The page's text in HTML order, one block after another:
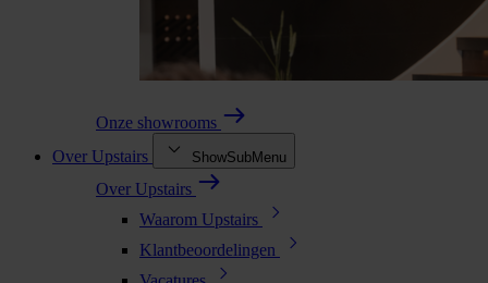
Onze showrooms
Over Upstairs
ShowSubMenu
Over Upstairs
Waarom Upstairs
Klantbeoordelingen